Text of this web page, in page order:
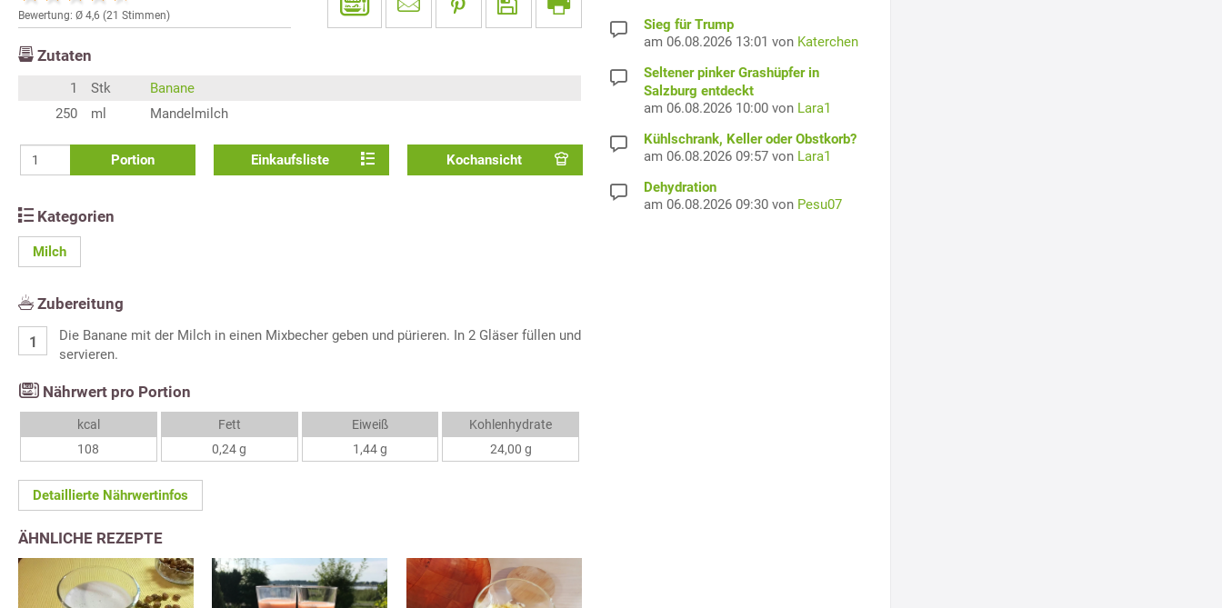
Bewertung: Ø 4,6 (21 Stimmen)
Zutaten
1 Stk
Banane
250
ml Mandelmilch
Portion Einkaufsliste Kochansicht
Kategorien
Milch
Zubereitung
Die Banane mit der Milch in einen Mixbecher geben und pürieren. In 2 Gläser füllen und
servieren.
Nährwert pro Portion
kcal
108
Fett
0,24 g
Eiweiß
1,44 g
Kohlenhydrate
24,00 g
Detaillierte Nährwertinfos
ÄHNLICHE REZEPTE
Sieg für Trump
am 06.08.2026 13:01 von Katerchen
Seltener pinker Grashüpfer in
Salzburg entdeckt
am 06.08.2026 10:00 von Lara1
Kühlschrank, Keller oder Obstkorb?
am 06.08.2026 09:57 von Lara1
Dehydration
am 06.08.2026 09:30 von Pesu07